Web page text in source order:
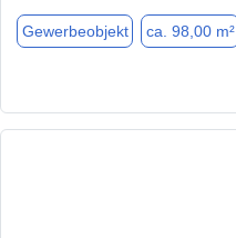
Gewerbeobjekt ca. 98,00 m²